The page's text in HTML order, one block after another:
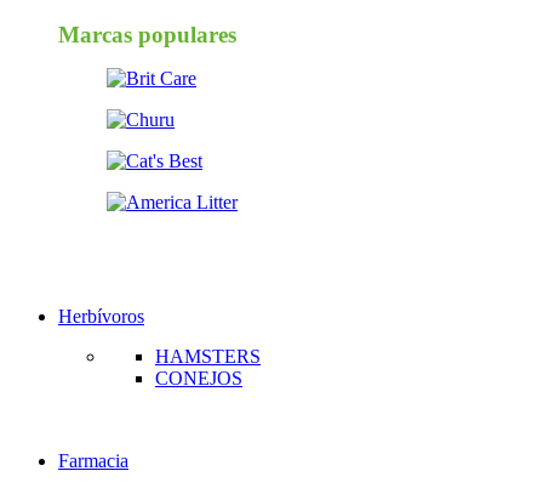
Marcas populares
Herbívoros
HAMSTERS
CONEJOS
Farmacia